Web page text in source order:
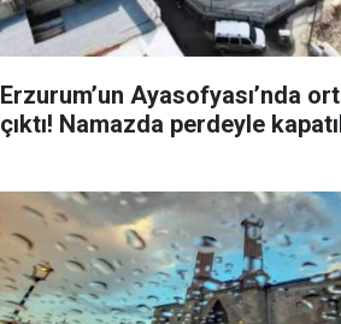
Erzurum’un Ayasofyası’nda
çıktı! Namazda perdeyle